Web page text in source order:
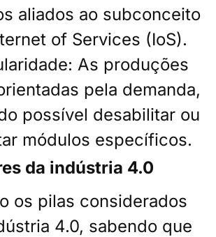
aliados ao subconceito
of Services (IoS).
As produções
pela demanda,
possível desabilitar ou
módulos específicos.
da indústria 4.0
os pilas considerados
4.0, sabendo que